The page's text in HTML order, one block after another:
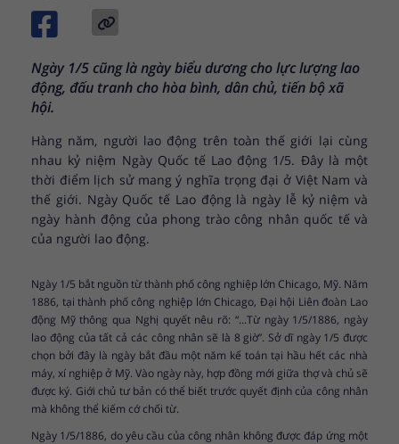
Ngày 1/5 cũng là ngày biểu dương cho lực lượng lao
động, đấu tranh cho hòa bình, dân chủ, tiến bộ xã
hội.
Hàng năm, người lao động trên toàn thế giới lại cùng
nhau kỷ niệm Ngày Quốc tế Lao động 1/5. Đây là một
thời điểm lịch sử mang ý nghĩa trọng đại ở Việt Nam và
thế giới. Ngày Quốc tế Lao động là ngày lễ kỷ niệm và
ngày hành động của phong trào công nhân quốc tế và
của người lao động.
Ngày 1/5 bắt nguồn từ thành phố công nghiệp lớn Chicago, Mỹ. Năm
1886, tại thành phố công nghiệp lớn Chicago, Đại hội Liên đoàn Lao
động Mỹ thông qua Nghị quyết nêu rõ: “...Từ ngày 1/5/1886, ngày
lao động của tất cả các công nhân sẽ là 8 giờ”. Sở dĩ ngày 1/5 được
chọn bởi đây là ngày bắt đầu một năm kế toán tại hầu hết các nhà
máy, xí nghiệp ở Mỹ. Vào ngày này, hợp đồng mới giữa thợ và chủ sẽ
được ký. Giới chủ tư bản có thể biết trước quyết định của công nhân
mà không thể kiếm cớ chối từ.
Ngày 1/5/1886, do yêu cầu của công nhân không được đáp ứng một